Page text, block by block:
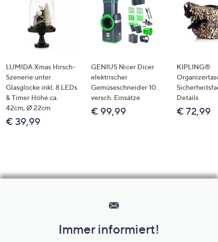
LUMIDA Xmas Hirsch-
Szenerie unter
Glasglocke inkl. 8 LEDs
& Timer Höhe ca.
42cm, Ø 22cm
€ 39,99
GENIUS Nicer Dicer
elektrischer
Gemüseschneider 10
versch. Einsätze
€ 99,99
KIPLING®
Details
€ 72,99
Unternehmensinformationen
Immer informiert!